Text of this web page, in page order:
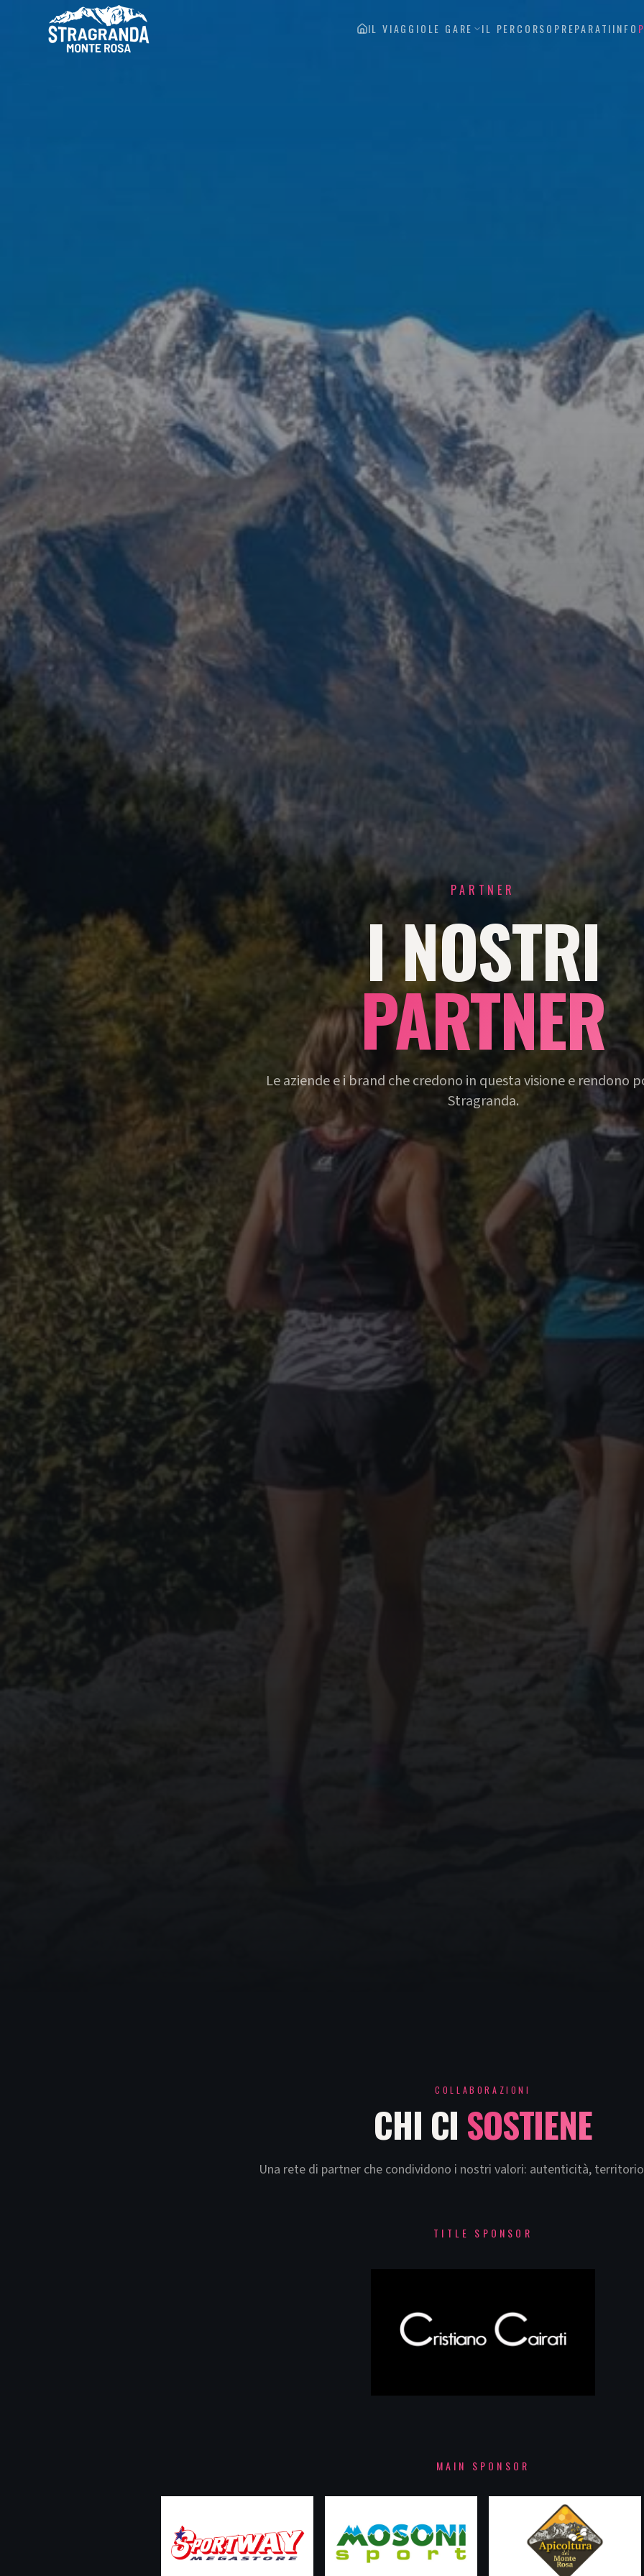
IL VIAGGIO LE GARE IL PERCORSO PREPARATIINFO
PARTNER
I NOSTRI
PARTNER
Le aziende e i brand che credono in questa visione e rendono
Stragranda.
COLLABORAZIONI
CHI CI SOSTIENE
Una rete di partner che condividono i nostri valori: autenticità,
TITLE SPONSOR
MAIN SPONSOR